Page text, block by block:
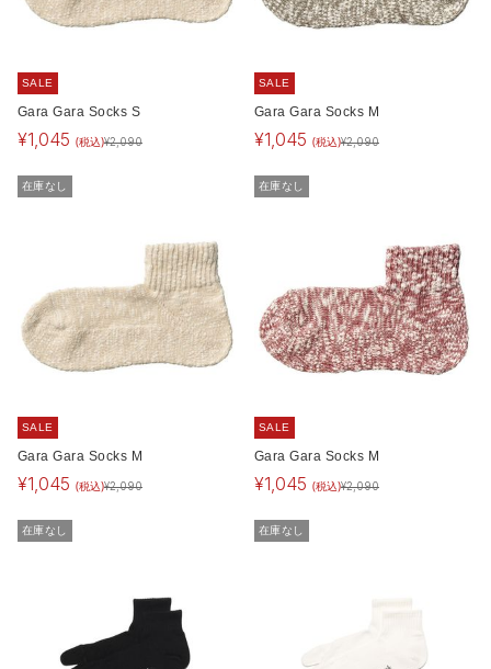
SALE
Gara Gara Socks S
¥1,045 (税込)¥2,090
SALE
Gara Gara Socks M
¥1,045 (税込)¥2,090
在庫なし
SALE
Gara Gara Socks M
¥1,045 (税込)¥2,090
在庫なし
SALE
Gara Gara Socks M
¥1,045 (税込)¥2,090
在庫なし 在庫なし